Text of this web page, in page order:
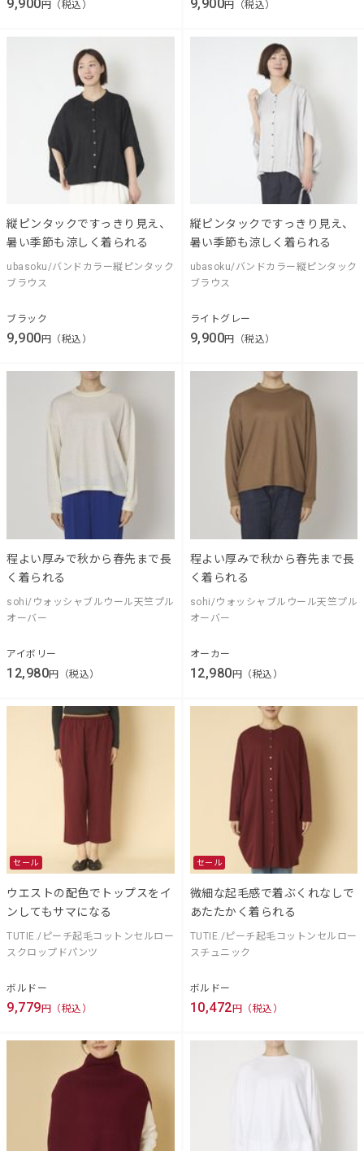
9,900円（税込） 9,900円（税込）
縦ピンタックですっきり見え、
暑い季節も涼しく着られる
ubasoku/バンドカラー縦ピンタック
ブラウス
ブラック
9,900 円（税込）
縦ピンタックですっきり見え、
暑い季節も涼しく着られる
ubasoku/バンドカラー縦ピンタック
ブラウス
ライトグレー
9,900円（税込）
程よい厚みで秋から春先まで長
く着られる
sohi/ウォッシャブルウール天竺プル
オーバー
アイボリー
12,980円（税込）
程よい厚みで秋から春先まで長
く着られる
sohi/ウォッシャブルウール天竺プル
オーバー
オーカー
12,980円（税込）
セール
ウエストの配色でトップスをイ
ンしてもサマになる
TUTIE./ピーチ起毛コットンセルロー
スクロップドパンツ
ボルドー
9,779 円（税込）
セール
微細な起毛感で着ぶくれなしで
あたたかく着られる
TUTIE./ピーチ起毛コットンセルロー
スチュニック
ボルドー
10,472 円（税込）